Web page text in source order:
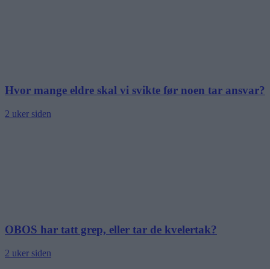
Hvor mange eldre skal vi svikte før noen tar ansvar?
2 uker siden
OBOS har tatt grep, eller tar de kvelertak?
2 uker siden